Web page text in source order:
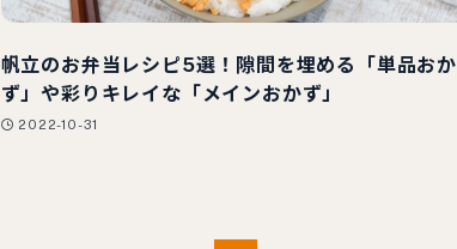
帆立のお弁当レシピ5選！隙間を埋める「単品おか
ず」や彩りキレイな「メインおかず」
2022-10-31